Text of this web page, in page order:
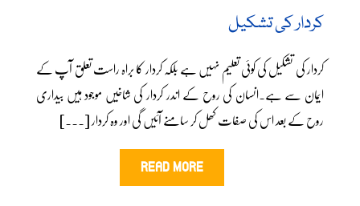
کردار کی تشکیل
کردار کی تشکیل کی کوئی تعلیم نہیں ہے بلکہ کردار کا براہ راست تعلق آپ کے
ایمان سے ہے۔انسان کی روح کے اندر کردار کی شاخیں موجود ہیں بیداری
روح کے بعد اس کی صفات کھل کر سامنے آئیں گی اور وہ کردار [...]
READ MORE